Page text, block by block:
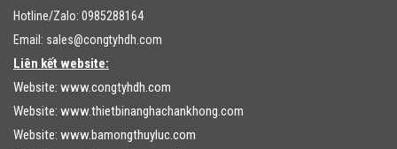
Hotline/Zalo: 0985288164
Email: sales@congtyhdh.com
Liên kết website:
Website: www.congtyhdh.com
Website: www.thietbinanghachankhong.com
Website: www.bamongthuyluc.com